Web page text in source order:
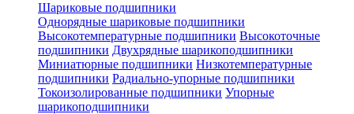
Шариковые подшипники
Однорядные шариковые подшипники
Высокотемпературные подшипники Высокоточные
подшипники Двухрядные шарикоподшипники
Миниатюрные подшипники Низкотемпературные
подшипники Радиально-упорные подшипники
Токоизолированные подшипники Упорные
шарикоподшипники